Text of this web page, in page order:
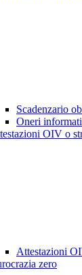
Scadenzario
Oneri
OIV o
Attestazioni
zero